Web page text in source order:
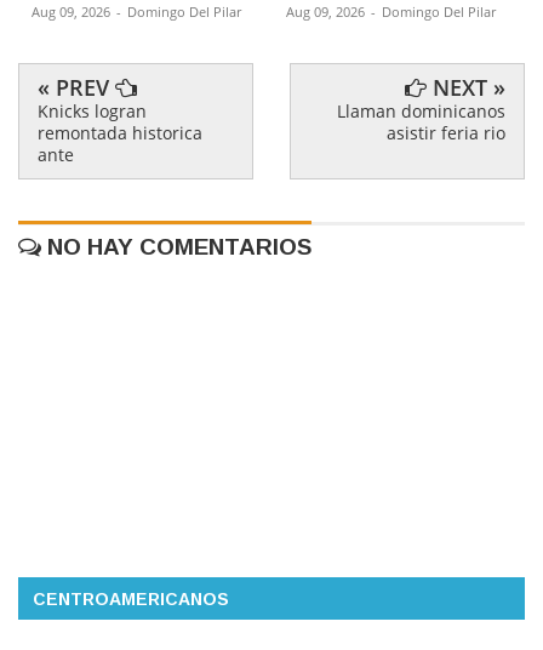
Aug 09, 2026 - Domingo Del Pilar Aug 09, 2026 - Domingo Del Pilar
« PREV
Knicks logran
remontada historica
ante
NEXT »
Llaman dominicanos
asistir feria rio
NO HAY COMENTARIOS
CENTROAMERICANOS